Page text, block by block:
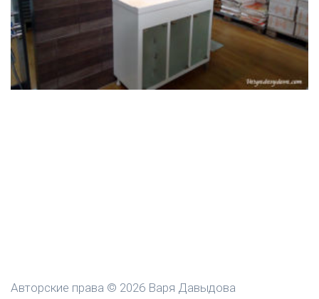
Авторские права © 2026 Варя Давыдова